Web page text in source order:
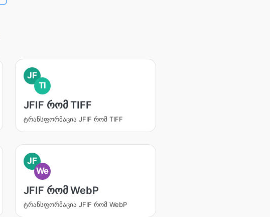
JF
TI
JFIF რომ TIFF
ტრანსფორმაცია JFIF რომ TIFF
JF
We
JFIF რომ WebP
ტრანსფორმაცია JFIF რომ WebP